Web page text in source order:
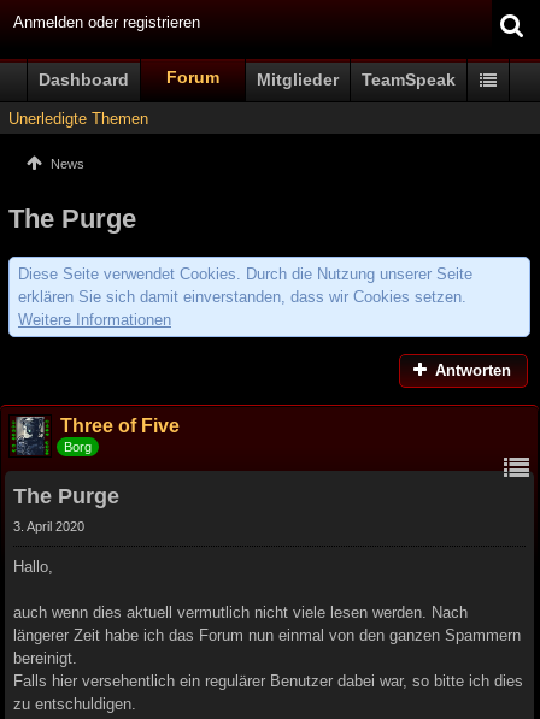
Anmelden oder registrieren
Dashboard Forum Mitglieder TeamSpeak
Unerledigte Themen
News
The Purge
Diese Seite verwendet Cookies. Durch die Nutzung unserer Seite
erklären Sie sich damit einverstanden, dass wir Cookies setzen.
Weitere Informationen
Antworten
Three of Five
Borg
The Purge
3. April 2020
Hallo,
auch wenn dies aktuell vermutlich nicht viele lesen werden. Nach
längerer Zeit habe ich das Forum nun einmal von den ganzen Spammern
bereinigt.
Falls hier versehentlich ein regulärer Benutzer dabei war, so bitte ich dies
zu entschuldigen.